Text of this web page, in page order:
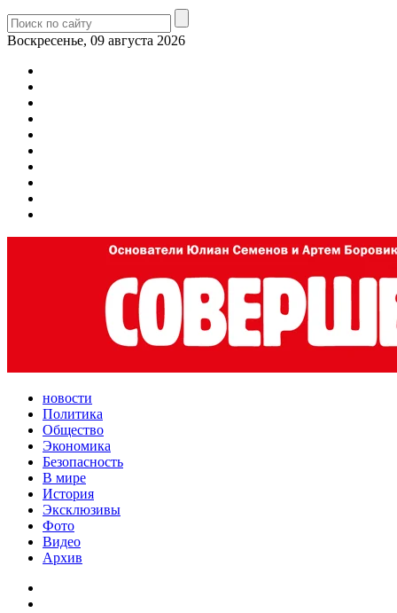
Воскресенье, 09 августа 2026
новости
Политика
Общество
Экономика
Безопасность
В мире
История
Эксклюзивы
Фото
Видео
Архив